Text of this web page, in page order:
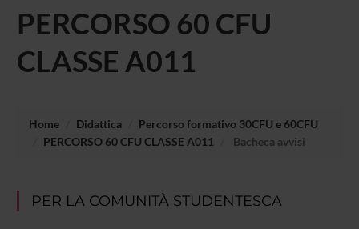
PERCORSO 60 CFU
CLASSE A011
Home Didattica
Percorso formativo 30CFU e 60CFU
PERCORSO 60 CFU CLASSE A011
Bacheca avvisi
PER LA COMUNITÀ STUDENTESCA